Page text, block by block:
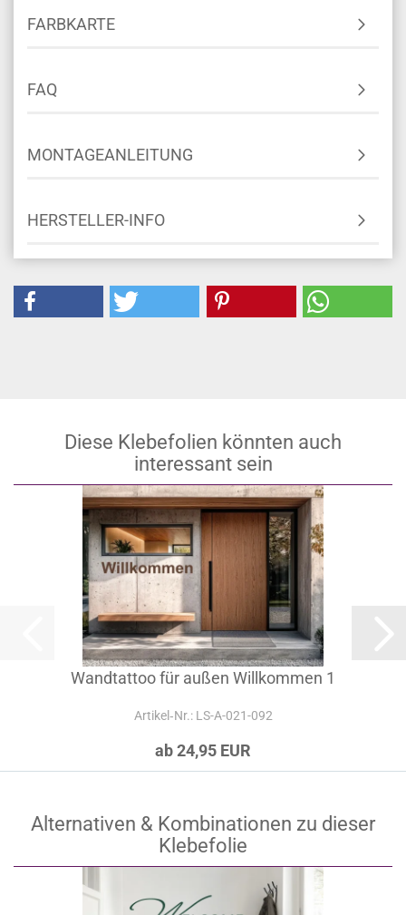
FARBKARTE
FAQ
MONTAGEANLEITUNG
HERSTELLER-INFO
Diese Klebefolien könnten auch
interessant sein
Wandtattoo für außen Willkommen 1
Artikel‑Nr.: LS-A-021-092
ab 24,95 EUR
Alternativen & Kombinationen zu dieser
Klebefolie